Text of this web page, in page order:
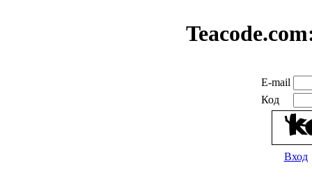
E-mail
Код
Вход